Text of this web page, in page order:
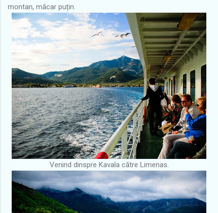
montan, măcar puțin.
Venind dinspre Kavala către Limenas.